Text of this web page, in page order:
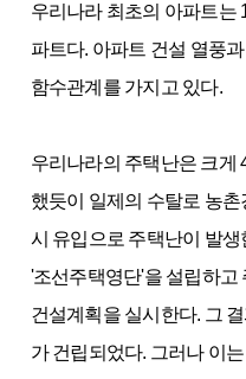
우리나라 최초의 아파트는
파트다. 아파트 건설 열풍
함수관계를 가지고 있다.
우리나라의 주택난은 크게
했듯이 일제의 수탈로 농
시 유입으로 주택난이 발
'조선주택영단'을 설립하고
건설계획을 실시한다. 그
가 건립되었다. 그러나 이